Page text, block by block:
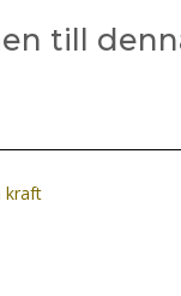
till
kraft